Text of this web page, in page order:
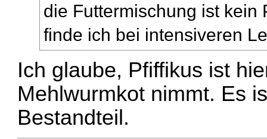
die Futtermischung ist kein
finde ich bei intensiveren
Ich glaube, Pfiffikus ist
Mehlwurmkot nimmt. Es
Bestandteil.